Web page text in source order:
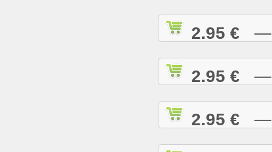
2.95 € —
2.95 € —
2.95 € —